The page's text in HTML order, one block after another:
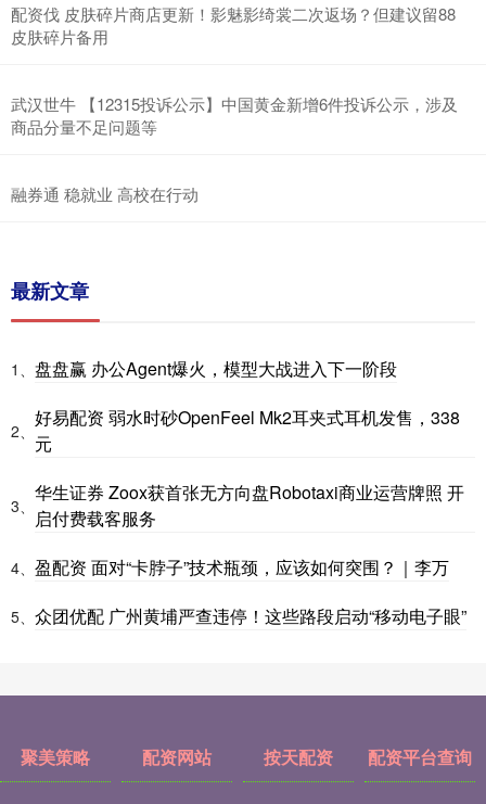
配资伐 皮肤碎片商店更新！影魅影绮裳二次返场？但建议留88
皮肤碎片备用
武汉世牛 【12315投诉公示】中国黄金新增6件投诉公示，涉及
商品分量不足问题等
融券通 稳就业 高校在行动
最新文章
1、 盘盘赢 办公Agent爆火，模型大战进入下一阶段
2、
好易配资 弱水时砂OpenFeel Mk2耳夹式耳机发售，338
元
3、
华生证券 Zoox获首张无方向盘Robotaxi商业运营牌照 开
启付费载客服务
4、 盈配资 面对“卡脖子”技术瓶颈，应该如何突围？｜李万
5、 众团优配 广州黄埔严查违停！这些路段启动“移动电子眼”
聚美策略 配资网站 按天配资 配资平台查询